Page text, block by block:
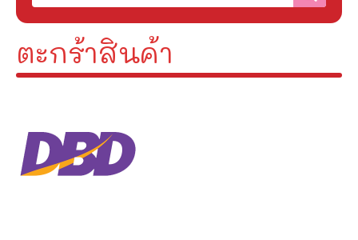
ตะกร้าสินค้า